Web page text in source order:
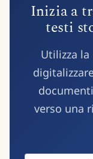
Inizia a
testi
Utilizza
verso una